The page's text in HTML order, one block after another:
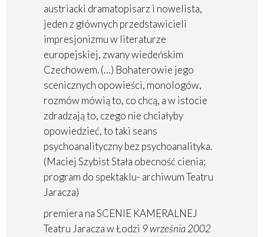
austriacki dramatopisarz i nowelista,
jeden z głównych przedstawicieli
impresjonizmu w literaturze
europejskiej, zwany wiedeńskim
Czechowem. (…) Bohaterowie jego
scenicznych opowieści, monologów,
rozmów mówią to, co chcą, a w istocie
zdradzają to, czego nie chciałyby
opowiedzieć, to taki seans
psychoanalityczny bez psychoanalityka.
(Maciej Szybist Stała obecność cienia;
program do spektaklu- archiwum Teatru
Jaracza)
premiera na SCENIE KAMERALNEJ
Teatru Jaracza w Łodzi 9 września 2002